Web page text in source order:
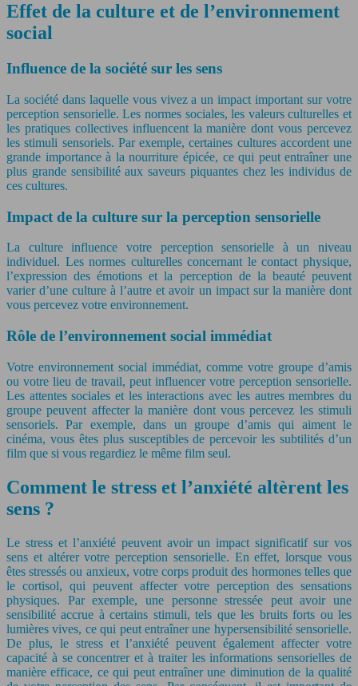
Effet de la culture et de l’environnement
social
Influence de la société sur les sens
La société dans laquelle vous vivez a un impact important sur votre
perception sensorielle. Les normes sociales, les valeurs culturelles et
les pratiques collectives influencent la manière dont vous percevez
les stimuli sensoriels. Par exemple, certaines cultures accordent une
grande importance à la nourriture épicée, ce qui peut entraîner une
plus grande sensibilité aux saveurs piquantes chez les individus de
ces cultures.
Impact de la culture sur la perception sensorielle
La culture influence votre perception sensorielle à un niveau
individuel. Les normes culturelles concernant le contact physique,
l’expression des émotions et la perception de la beauté peuvent
varier d’une culture à l’autre et avoir un impact sur la manière dont
vous percevez votre environnement.
Rôle de l’environnement social immédiat
Votre environnement social immédiat, comme votre groupe d’amis
ou votre lieu de travail, peut influencer votre perception sensorielle.
Les attentes sociales et les interactions avec les autres membres du
groupe peuvent affecter la manière dont vous percevez les stimuli
sensoriels. Par exemple, dans un groupe d’amis qui aiment le
cinéma, vous êtes plus susceptibles de percevoir les subtilités d’un
film que si vous regardiez le même film seul.
Comment le stress et l’anxiété altèrent les
sens ?
Le stress et l’anxiété peuvent avoir un impact significatif sur vos
sens et altérer votre perception sensorielle. En effet, lorsque vous
êtes stressés ou anxieux, votre corps produit des hormones telles que
le cortisol, qui peuvent affecter votre perception des sensations
physiques. Par exemple, une personne stressée peut avoir une
sensibilité accrue à certains stimuli, tels que les bruits forts ou les
lumières vives, ce qui peut entraîner une hypersensibilité sensorielle.
De plus, le stress et l’anxiété peuvent également affecter votre
capacité à se concentrer et à traiter les informations sensorielles de
manière efficace, ce qui peut entraîner une diminution de la qualité